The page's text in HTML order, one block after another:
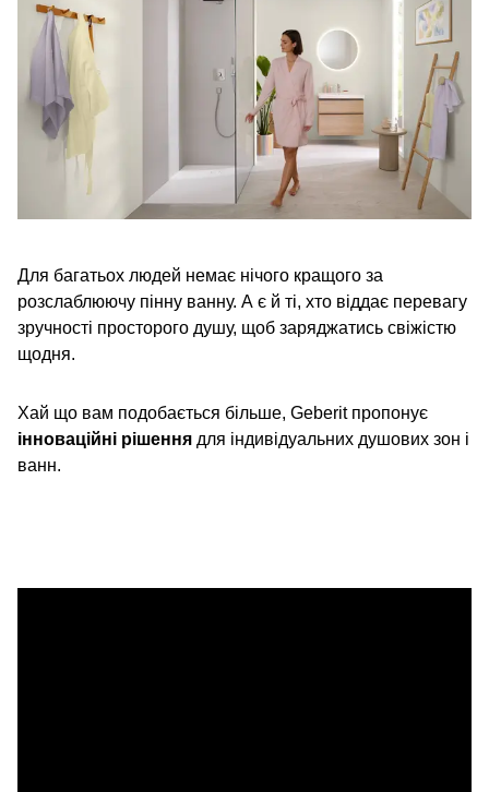
Для багатьох людей немає нічого кращого за
розслаблюючу пінну ванну. А є й ті, хто віддає перевагу
зручності просторого душу, щоб заряджатись свіжістю
щодня.
Хай що вам подобається більше, Geberit пропонує
інноваційні рішення для індивідуальних душових зон і
ванн.